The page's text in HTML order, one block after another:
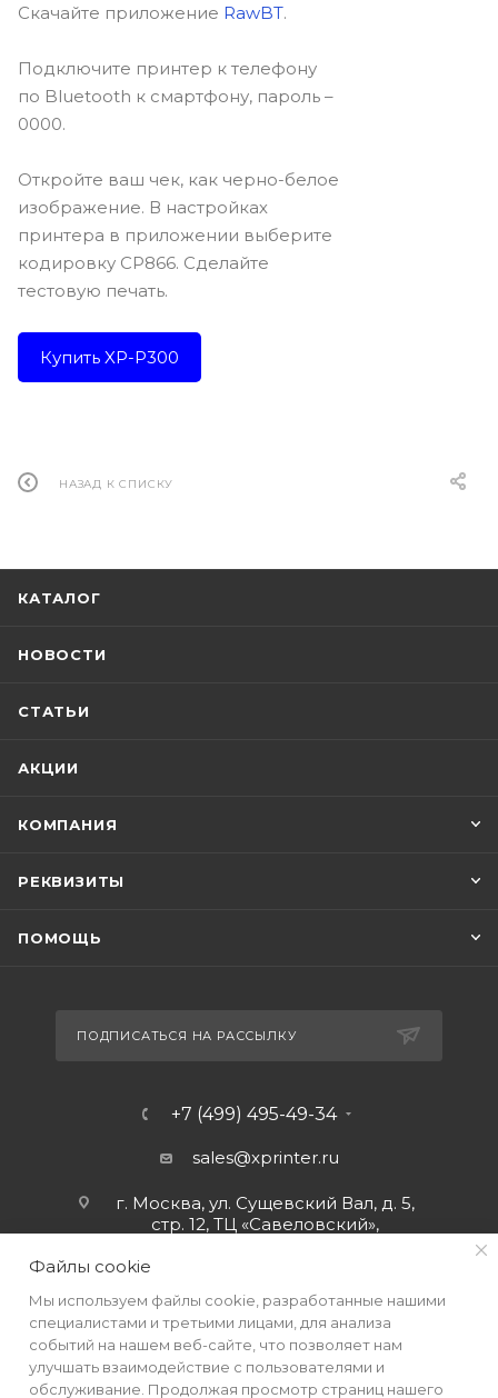
Скачайте приложение RawBT.
Подключите принтер к телефону
по Bluetooth к смартфону, пароль –
0000.
Откройте ваш чек, как черно-белое
изображение. В настройках
принтера в приложении выберите
кодировку CP866. Сделайте
тестовую печать.
Купить XP-P300
НАЗАД К СПИСКУ
КАТАЛОГ
НОВОСТИ
СТАТЬИ
АКЦИИ
КОМПАНИЯ
РЕКВИЗИТЫ
ПОМОЩЬ
ПОДПИСАТЬСЯ НА РАССЫЛКУ
+7 (499) 495-49-34
sales@xprinter.ru
г. Москва, ул. Сущевский Вал, д. 5,
стр. 12, ТЦ «Савеловский»,
Файлы cookie
Мы используем файлы cookie, разработанные нашими
специалистами и третьими лицами, для анализа
событий на нашем веб-сайте, что позволяет нам
улучшать взаимодействие с пользователями и
обслуживание. Продолжая просмотр страниц нашего